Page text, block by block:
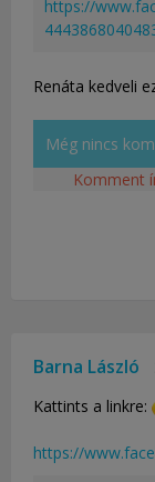
https://
Renáta kedveli
Még nincs
Komment
Barna László
Kattints a linkre:
https://